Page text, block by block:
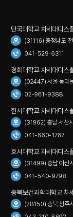
단국대학교 차세대디스
(31116) 충청남도
041-529-6311
경희대학교 차세대디스
(02447) 서울 동대
02-961-9388
한서대학교 차세대디스
(31962) 충남 서산
041-660-1767
호서대학교 차세대디스
(31499) 충남 아산
041-540-9798
충북보건과학대학교 차
(28150) 충북 청주